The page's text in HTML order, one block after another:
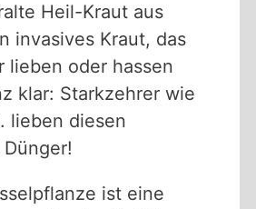
Heil-Kraut aus
invasives Kraut, das
lieben oder hassen
klar: Starkzehrer wie
lieben diesen
ist eine